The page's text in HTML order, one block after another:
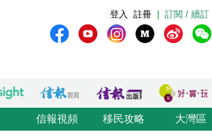
訂閱 / 續訂
註冊
登入
信報視頻 移民攻略 大灣區